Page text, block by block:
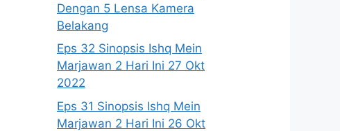
Dengan 5 Lensa Kamera
Belakang
Eps 32 Sinopsis Ishq Mein
Marjawan 2 Hari Ini 27 Okt
2022
Eps 31 Sinopsis Ishq Mein
Marjawan 2 Hari Ini 26 Okt